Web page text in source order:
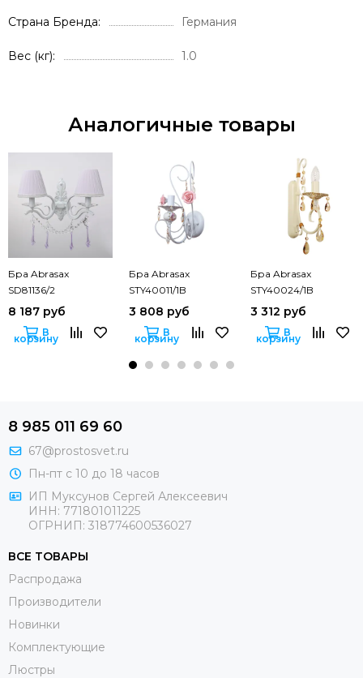
Страна Бренда Германия
Вес (кг) 1.0
Аналогичные товары
Бра Abrasax
SD81136/2
8 187 руб
В
корзину
Бра Abrasax
STY40011/1B
3 808 руб
В
корзину
Бра Abrasax
STY40024/1B
3 312 руб
В
корзину
8 985 011 69 60
67@prostosvet.ru
Пн-пт с 10 до 18 часов
ИП Муксунов Сергей Алексеевич
ИНН: 771801011225
ОГРНИП: 318774600536027
ВСЕ ТОВАРЫ
Распродажа
Производители
Новинки
Комплектующие
Люстры